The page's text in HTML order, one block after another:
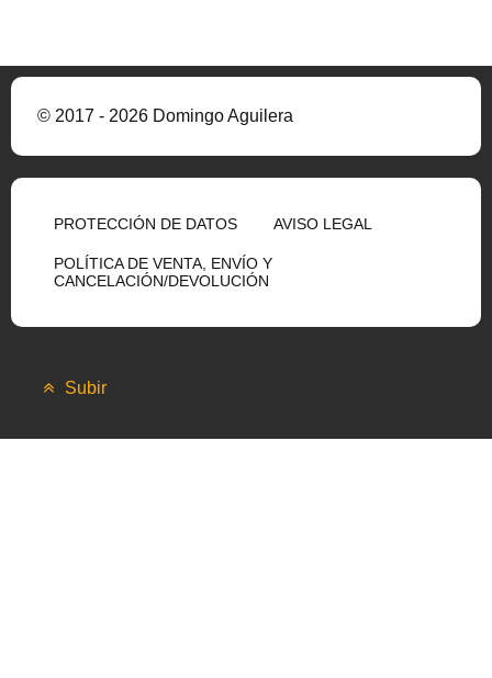
© 2017 - 2026 Domingo Aguilera
PROTECCIÓN DE DATOS AVISO LEGAL
POLÍTICA DE VENTA, ENVÍO Y
CANCELACIÓN/DEVOLUCIÓN
Subir